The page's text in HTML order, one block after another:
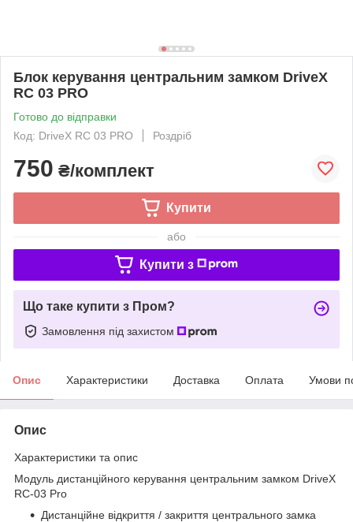
Блок керування центральним замком DriveX
RC 03 PRO
Готово до відправки
Код: DriveX RС 03 PRO
Роздріб
750 ₴/комплект
Купити
або
Купити з
Що таке купити з Пром?
Замовлення під захистом
Опис Характеристики Доставка Оплата Умови
Опис
Характеристики та опис
Модуль дистанційного керування центральним замком DriveX
RC-03 Pro
Дистанційне відкриття / закриття центрального замка